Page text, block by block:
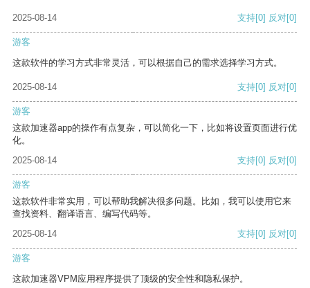
2025-08-14 支持[0] 反对[0]
游客
这款软件的学习方式非常灵活，可以根据自己的需求选择学习方式。
2025-08-14 支持[0] 反对[0]
游客
这款加速器app的操作有点复杂，可以简化一下，比如将设置页面进行优
化。
2025-08-14
支持[0] 反对[0]
游客
这款软件非常实用，可以帮助我解决很多问题。比如，我可以使用它来
查找资料、翻译语言、编写代码等。
2025-08-14
支持[0] 反对[0]
游客
这款加速器VPM应用程序提供了顶级的安全性和隐私保护。